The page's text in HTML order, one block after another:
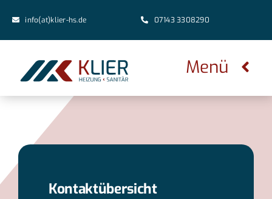
Inhaltinfo(at)klier-hs.de 07143 3308290
Menü
Leistungen
Kontaktübersicht